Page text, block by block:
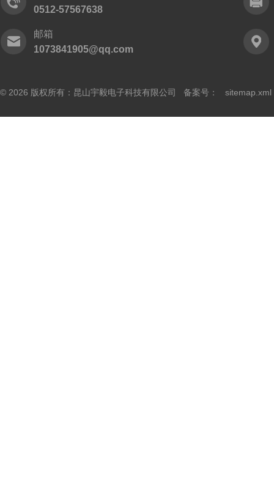
0512-57567638
邮箱
1073841905@qq.com
© 2026 版权所有：昆山宇毅电子科技有限公司 备案号： sitemap.xml